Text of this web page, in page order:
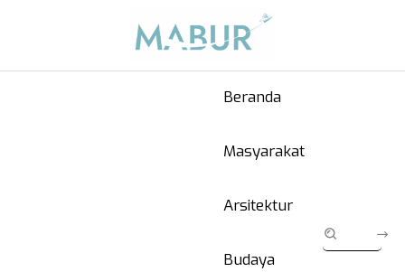
Beranda
Masyarakat
Arsitektur
Budaya